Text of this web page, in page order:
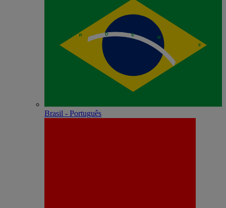
Brasil - Português